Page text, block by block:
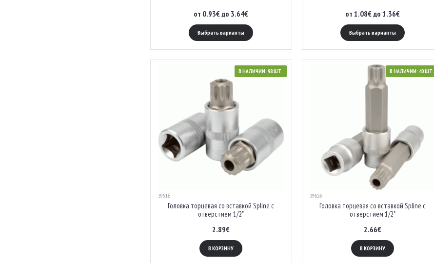
от 0.93€ до 3.64€
Выбрать варианты
от 1.08€ до 1.36€
Выбрать варианты
В НАЛИЧИИ: 98 ШТ.
39516
Головка торцевая со вставкой Spline с
отверстием 1/2"
2.89€
В КОРЗИНУ
В НАЛИЧИИ: 40 ШТ.
39616
Головка торцевая со вставкой Spline с
отверстием 1/2"
2.66€
В КОРЗИНУ